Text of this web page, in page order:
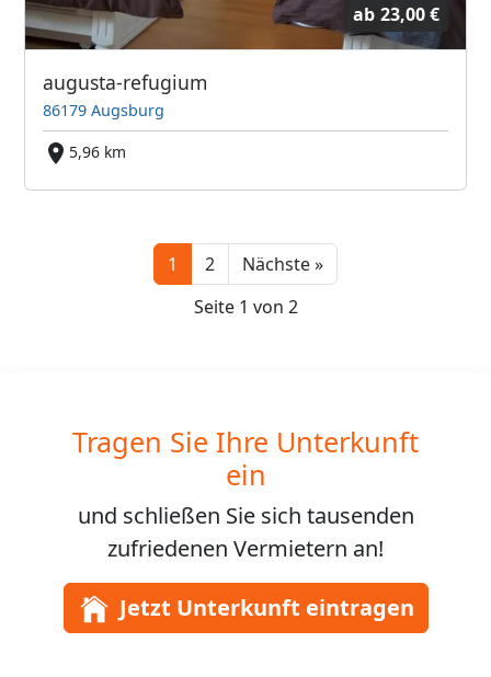
ab 23,00 €
augusta-refugium
86179 Augsburg
5,96 km
1 2 Nächste »Next
Seite 1 von 2
Tragen Sie Ihre Unterkunft
ein
und schließen Sie sich tausenden
zufriedenen Vermietern an!
Jetzt Unterkunft eintragen